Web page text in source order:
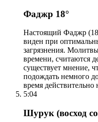
Фаджр 18°
Настоящий Фаджр
виден при
загрязнения.
времени, считаются
существует мнение,
подождать немного
время действительно
5:04
Шурук (восход